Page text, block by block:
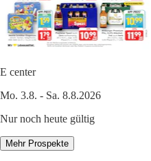
E center
Mo. 3.8. - Sa. 8.8.2026
Nur noch heute gültig
Mehr Prospekte